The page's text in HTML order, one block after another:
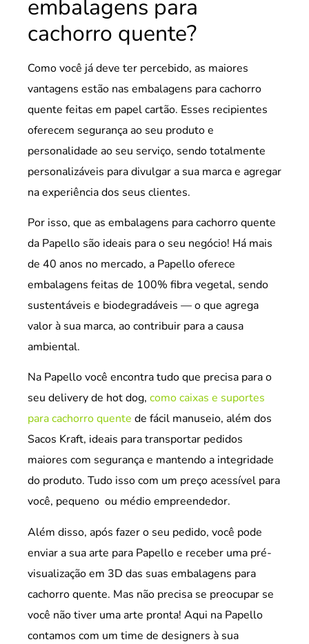
embalagens para
cachorro quente?
Como você já deve ter percebido, as maiores
vantagens estão nas embalagens para cachorro
quente feitas em papel cartão. Esses recipientes
oferecem segurança ao seu produto e
personalidade ao seu serviço, sendo totalmente
personalizáveis para divulgar a sua marca e agregar
na experiência dos seus clientes.
Por isso, que as embalagens para cachorro quente
da Papello são ideais para o seu negócio! Há mais
de 40 anos no mercado, a Papello oferece
embalagens feitas de 100% fibra vegetal, sendo
sustentáveis e biodegradáveis — o que agrega
valor à sua marca, ao contribuir para a causa
ambiental.
Na Papello você encontra tudo que precisa para o
seu delivery de hot dog, como caixas e suportes
para cachorro quente de fácil manuseio, além dos
Sacos Kraft, ideais para transportar pedidos
maiores com segurança e mantendo a integridade
do produto. Tudo isso com um preço acessível para
você, pequeno ou médio empreendedor.
Além disso, após fazer o seu pedido, você pode
enviar a sua arte para Papello e receber uma pré-
visualização em 3D das suas embalagens para
cachorro quente. Mas não precisa se preocupar se
você não tiver uma arte pronta! Aqui na Papello
contamos com um time de designers à sua